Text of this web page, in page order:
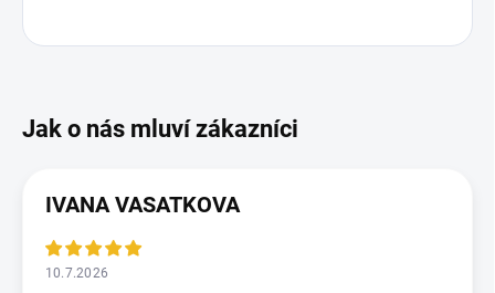
IVANA VASATKOVA
10.7.2026